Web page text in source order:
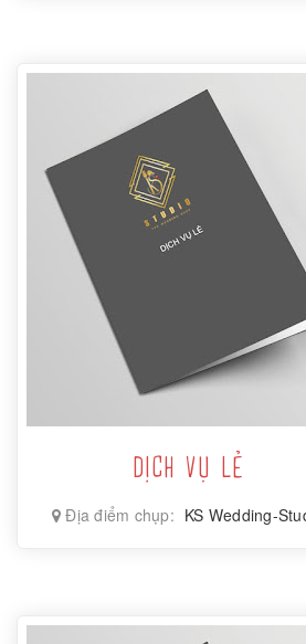
DỊCH VỤ LẺ
Địa điểm chụp: KS Wedding-